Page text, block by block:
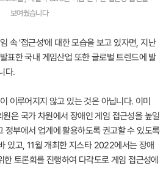
보여줬습니다
속 '접근성'에 대한 모습을 보고 있자면, 지난
표한 국내 게임산업 또한 글로벌 트렌드에 발
다.
이루어지지 않고 있는 것은 아닙니다. 이미
은 국가 차원에서 장애인 게임 접근성을 높일
정부에서 업계에 활용하도록 권고할 수 있도록
있고, 11월 개최한 지스타 2022에서는 장애
토론회를 진행하여 다각도로 게임 접근성에